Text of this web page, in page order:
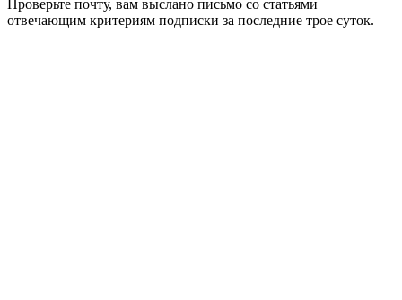
Проверьте почту, вам выслано письмо со статьями
отвечающим критериям подписки за последние трое суток.